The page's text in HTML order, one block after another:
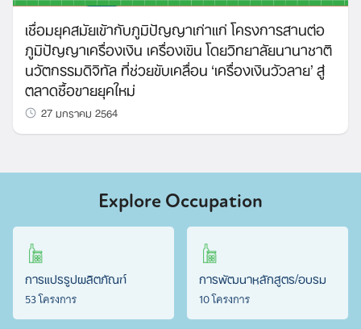
เชื่อมยุคสมัยเข้ากับภูมิปัญญาเก่าแก่ โครงการสานต่อ
ภูมิปัญญาเครื่องเงิน เครื่องเขิน โดยวิทยาลัยนานาชาติ
นวัตกรรมดิจิทัล ที่ช่วยขับเคลื่อน ‘เครื่องเงินวัวลาย’ สู่
ตลาดซื้อขายยุคใหม่
27 มกราคม 2564
Explore Occupation
การแปรรูปผลิตภัณฑ์
53 โครงการ
การพัฒนาหลักสูตร/อบรม
10 โครงการ